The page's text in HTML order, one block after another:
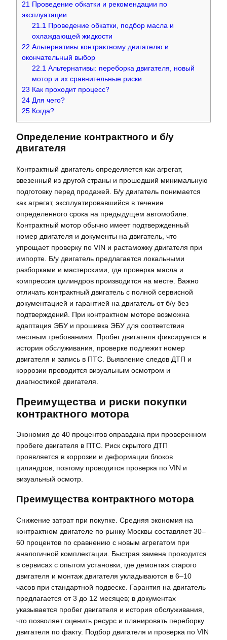
21 Проведение обкатки и рекомендации по
эксплуатации
21.1 Проведение обкатки, подбор масла и
охлаждающей жидкости
22 Альтернативы контрактному двигателю и
окончательный выбор
22.1 Альтернативы: переборка двигателя, новый
мотор и их сравнительные риски
23 Как проходит процесс?
24 Для чего?
25 Когда?
Определение контрактного и б/у
двигателя
Контрактный двигатель определяется как агрегат,
ввезенный из другой страны и прошедший минимальную
подготовку перед продажей. Б/у двигатель понимается
как агрегат, эксплуатировавшийся в течение
определенного срока на предыдущем автомобиле.
Контрактный мотор обычно имеет подтвержденный
номер двигателя и документы на двигатель, что
упрощает проверку по VIN и растаможку двигателя при
импорте. Б/у двигатель предлагается локальными
разборками и мастерскими, где проверка масла и
компрессия цилиндров производится на месте. Важно
отличать контрактный двигатель с полной сервисной
документацией и гарантией на двигатель от б/у без
подтверждений. При контрактном моторе возможна
адаптация ЭБУ и прошивка ЭБУ для соответствия
местным требованиям. Пробег двигателя фиксируется в
история обслуживания, проверке подлежит номер
двигателя и запись в ПТС. Выявление следов ДТП и
коррозии проводится визуальным осмотром и
диагностикой двигателя.
Преимущества и риски покупки
контрактного мотора
Экономия до 40 процентов оправдана при проверенном
пробеге двигателя в ПТС. Риск скрытого ДТП
проявляется в коррозии и деформации блоков
цилиндров, поэтому проводится проверка по VIN и
визуальный осмотр.
Преимущества контрактного мотора
Снижение затрат при покупке. Средняя экономия на
контрактном двигателе по рынку Москвы составляет 30–
60 процентов по сравнению с новым агрегатом при
аналогичной комплектации. Быстрая замена проводится
в сервисах с опытом установки, где демонтаж старого
двигателя и монтаж двигателя укладываются в 6–10
часов при стандартной подвеске. Гарантия на двигатель
предлагается от 3 до 12 месяцев; в документах
указывается пробег двигателя и история обслуживания,
что позволяет оценить ресурс и планировать переборку
двигателя по факту. Подбор двигателя и проверка по VIN